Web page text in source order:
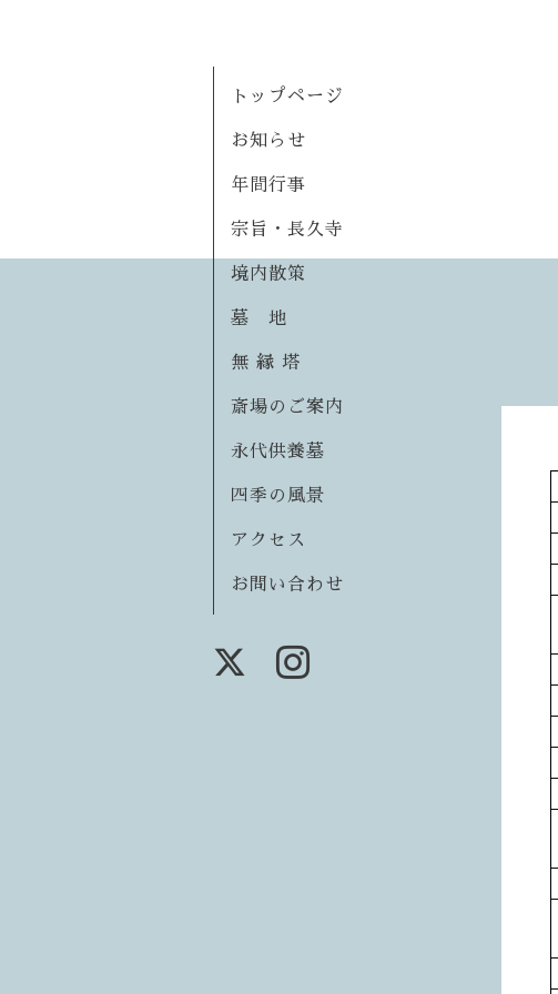
トップページ
お知らせ
年間行事
宗旨・長久寺
境内散策
墓 地
無 縁 塔
斎場のご案内
永代供養墓
四季の風景
アクセス
お問い合わせ